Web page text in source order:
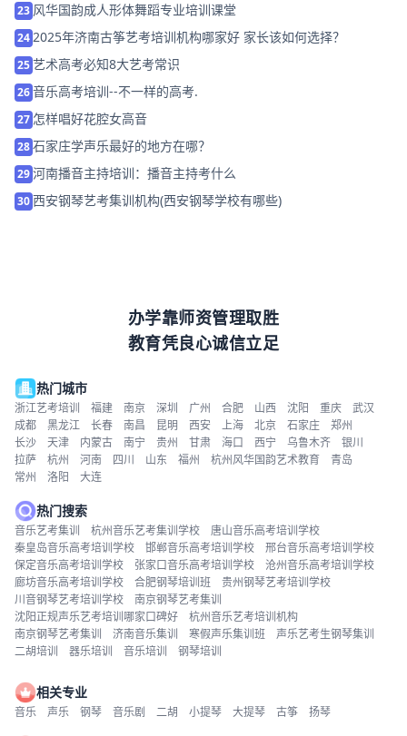
23 风华国韵成人形体舞蹈专业培训课堂
242025年济南古筝艺考培训机构哪家好 家长该如何选择？
25艺术高考必知8大艺考常识
26音乐高考培训--不一样的高考.
27 怎样唱好花腔女高音
28石家庄学声乐最好的地方在哪？
29河南播音主持培训：播音主持考什么
30西安钢琴艺考集训机构(西安钢琴学校有哪些)
办学靠师资管理取胜
教育凭良心诚信立足
热门城市
浙江艺考培训 福建 南京 深圳 广州 合肥 山西 沈阳 重庆
武汉
成都
黑龙江 长春 南昌 昆明 西安 上海 北京 石家庄
郑州
长沙
天津 内蒙古 南宁 贵州 甘肃 海口 西宁 乌鲁木齐
银川
拉萨
杭州 河南 四川 山东 福州 杭州风华国韵艺术教育
青岛
常州
洛阳 大连
热门搜索
音乐艺考集训 杭州音乐艺考集训学校
唐山音乐高考培训学校
秦皇岛音乐高考培训学校
邯郸音乐高考培训学校
邢台音乐高考培训学校
保定音乐高考培训学校
张家口音乐高考培训学校
沧州音乐高考培训学校
廊坊音乐高考培训学校
合肥钢琴培训班
贵州钢琴艺考培训学校
川音钢琴艺考培训学校
南京钢琴艺考集训
沈阳正规声乐艺考培训哪家口碑好
杭州音乐艺考培训机构
南京钢琴艺考集训
济南音乐集训 寒假声乐集训班
声乐艺考生钢琴集训
二胡培训
器乐培训 音乐培训 钢琴培训
相关专业
音乐 声乐 钢琴 音乐剧 二胡 小提琴 大提琴 古筝 扬琴